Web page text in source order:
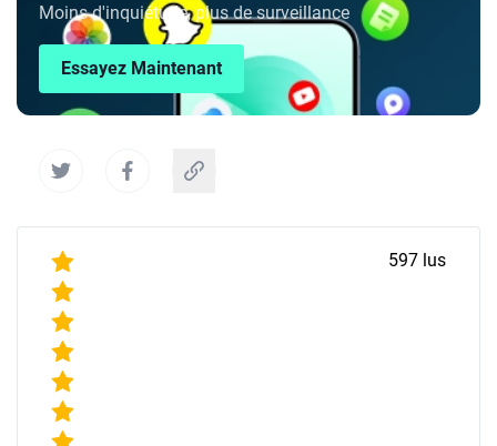
Moins d'inquiétude, plus de surveillance
Essayez Maintenant
597 lus